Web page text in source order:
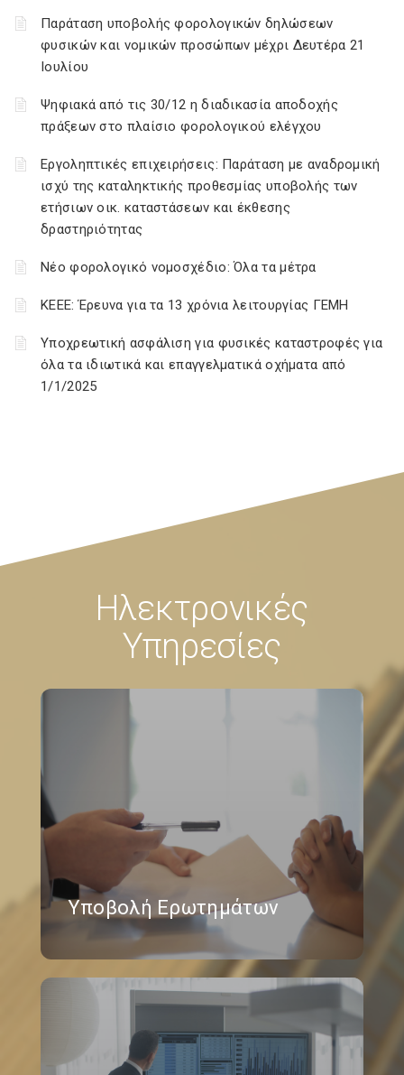
Παράταση υποβολής φορολογικών δηλώσεων
φυσικών και νομικών προσώπων μέχρι Δευτέρα 21
Ιουλίου
Ψηφιακά από τις 30/12 η διαδικασία αποδοχής
πράξεων στο πλαίσιο φορολογικού ελέγχου
Εργοληπτικές επιχειρήσεις: Παράταση με αναδρομική
ισχύ της καταληκτικής προθεσμίας υποβολής των
ετήσιων οικ. καταστάσεων και έκθεσης
δραστηριότητας
Νέο φορολογικό νομοσχέδιο: Όλα τα μέτρα
ΚΕΕΕ: Έρευνα για τα 13 χρόνια λειτουργίας ΓΕΜΗ
Υποχρεωτική ασφάλιση για φυσικές καταστροφές για
όλα τα ιδιωτικά και επαγγελματικά οχήματα από
1/1/2025
Ηλεκτρονικές
Υπηρεσίες
Υποβολή Ερωτημάτων